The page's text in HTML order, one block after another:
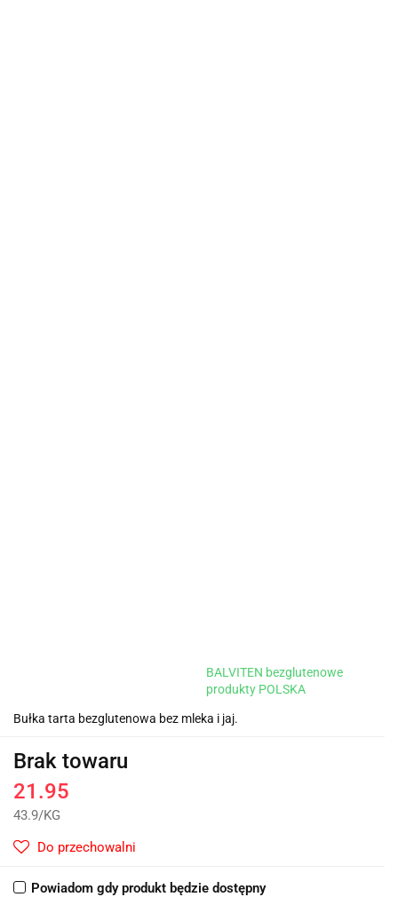
BALVITEN bezglutenowe
produkty POLSKA
Bułka tarta bezglutenowa bez mleka i jaj.
Brak towaru
21.95
43.9/KG
Do przechowalni
Powiadom gdy produkt będzie dostępny